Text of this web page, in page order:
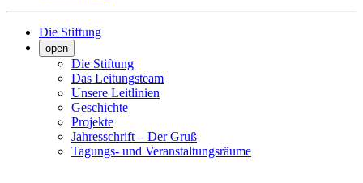
Die Stiftung
open
Die Stiftung
Das Leitungsteam
Unsere Leitlinien
Geschichte
Projekte
Jahresschrift – Der Gruß
Tagungs- und Veranstaltungsräume